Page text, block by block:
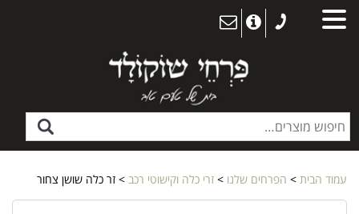
עמוד הבית > הפרחים שלנו > זרי כלה וקישוטי רכב > זר כלה שושן צחור